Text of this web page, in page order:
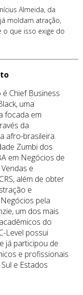
Almeida, da
moldam atração,
o que isso exige do
Chief Business
uma
focada em
da
afro-brasileira.
Zumbi dos
em Negócios de
e
além de obter
e
pela
um dos mais
do
Level possui
já participou de
e profissionais
e Estados